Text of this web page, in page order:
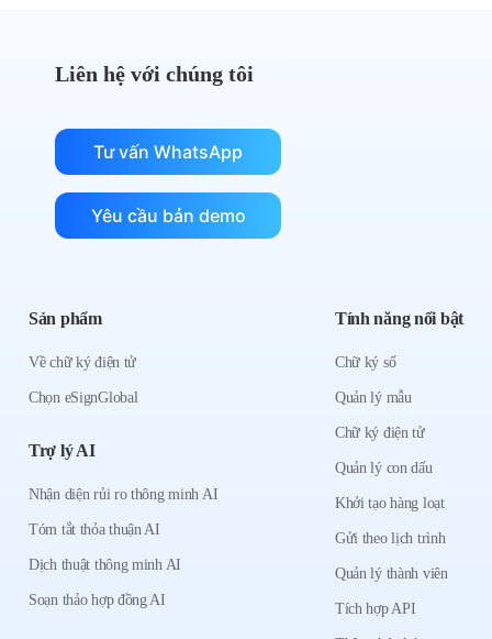
Liên hệ với chúng tôi
Tư vấn WhatsApp
Yêu cầu bản demo
Sản phẩm
Về chữ ký điện tử
Chọn eSignGlobal
Trợ lý AI
Nhận diện rủi ro thông minh AI
Tóm tắt thỏa thuận AI
Dịch thuật thông minh AI
Soạn thảo hợp đồng AI
Tính năng nổi bật
Chữ ký số
Quản lý mẫu
Chữ ký điện tử
Quản lý con dấu
Khởi tạo hàng loạt
Gửi theo lịch trình
Quản lý thành viên
Tích hợp API